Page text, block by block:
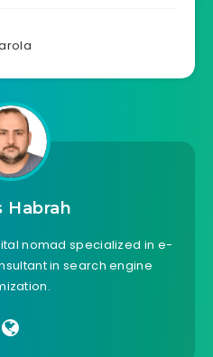
Habrah
nomad specialized in e-
in search engine